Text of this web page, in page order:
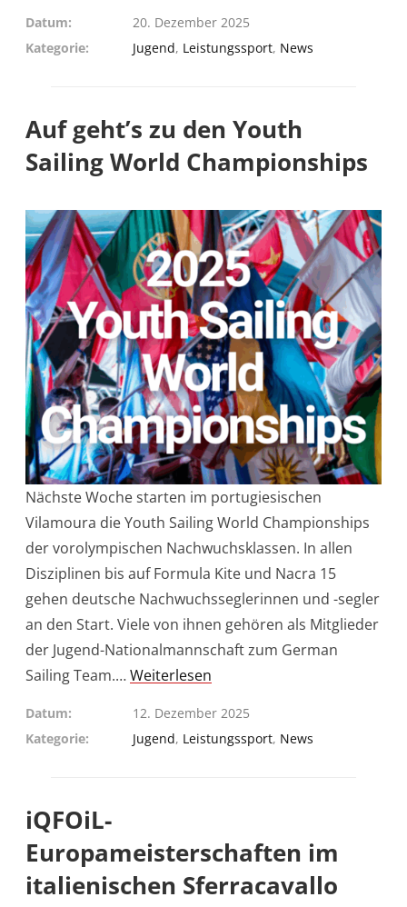
Datum
20. Dezember 2025
Kategorie
Jugend, Leistungssport, News
Auf geht’s zu den Youth
Sailing World Championships
Nächste Woche starten im portugiesischen
Vilamoura die Youth Sailing World Championships
der vorolympischen Nachwuchsklassen. In allen
Disziplinen bis auf Formula Kite und Nacra 15
gehen deutsche Nachwuchsseglerinnen und -segler
an den Start. Viele von ihnen gehören als Mitglieder
der Jugend-Nationalmannschaft zum German
Sailing Team.…Weiterlesen
Datum
12. Dezember 2025
Kategorie
Jugend, Leistungssport, News
iQFOiL-
Europameisterschaften im
italienischen Sferracavallo